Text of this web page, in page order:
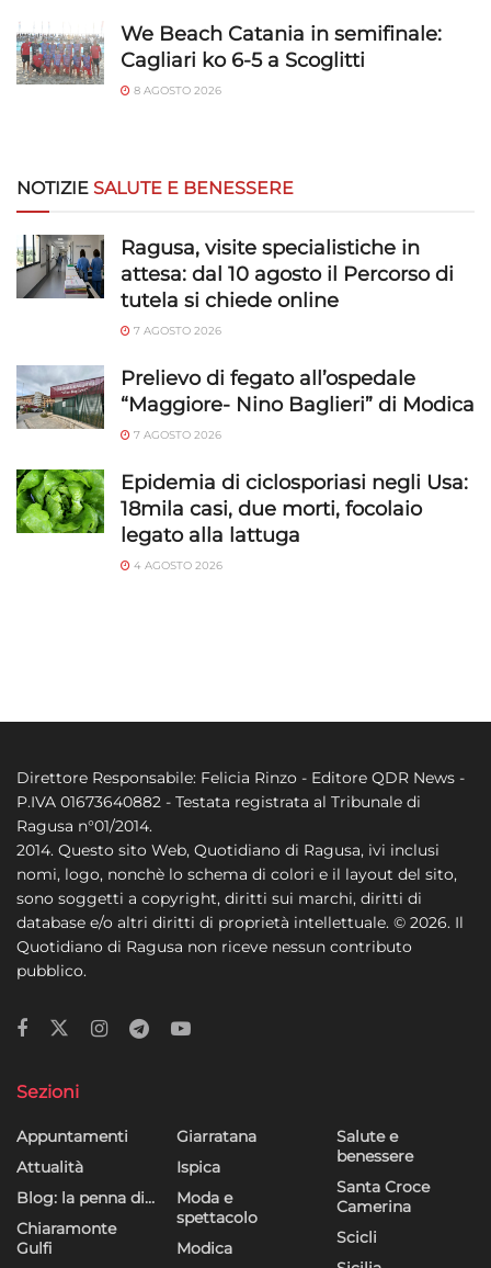
We Beach Catania in semifinale:
Cagliari ko 6-5 a Scoglitti
8 AGOSTO 2026
NOTIZIE SALUTE E BENESSERE
Ragusa, visite specialistiche in
attesa: dal 10 agosto il Percorso di
tutela si chiede online
7 AGOSTO 2026
Prelievo di fegato all’ospedale
“Maggiore- Nino Baglieri” di Modica
7 AGOSTO 2026
Epidemia di ciclosporiasi negli Usa:
18mila casi, due morti, focolaio
legato alla lattuga
4 AGOSTO 2026
Direttore Responsabile: Felicia Rinzo - Editore QDR News -
P.IVA 01673640882 - Testata registrata al Tribunale di
Ragusa n°01/2014.
2014. Questo sito Web, Quotidiano di Ragusa, ivi inclusi
nomi, logo, nonchè lo schema di colori e il layout del sito,
sono soggetti a copyright, diritti sui marchi, diritti di
database e/o altri diritti di proprietà intellettuale. © 2026. Il
Quotidiano di Ragusa non riceve nessun contributo
pubblico.
Sezioni
Appuntamenti
Attualità
Blog: la penna di…
Chiaramonte
Gulfi
Giarratana
Ispica
Moda e
spettacolo
Modica
Salute e
benessere
Santa Croce
Camerina
Scicli